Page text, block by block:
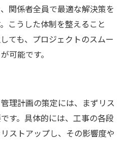
関係者全員で最適な解決策を
こうした体制を整えること
ても、プロジェクトのスムー
可能です。
理計画の策定には、まずリス
す。具体的には、工事の各段
ストアップし、その影響度や